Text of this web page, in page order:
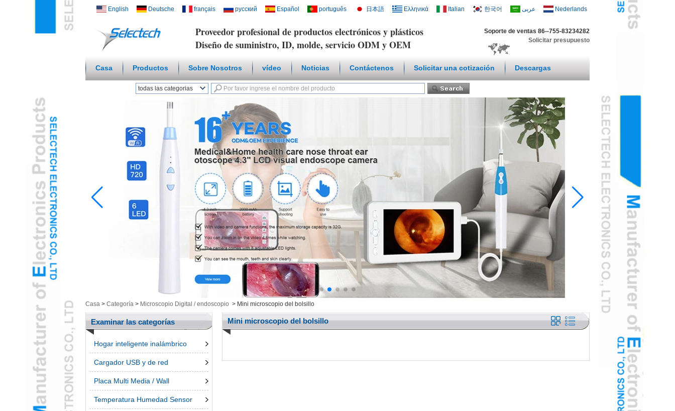
Proveedor profesional de productos electrónicos y plásticos
Diseño de suministro, ID, molde, servicio ODM y OEM
Soporte de ventas 86--755-83234282
Solicitar presupuesto
English Deutsche français русский Español português 日本語 Ελληνικά Italian 한국어 عربى Nederlands
Casa Productos Sobre Nosotros vídeo Noticias Contáctenos Solicitar una cotización Descargas
todas las categorias
Hogar inteligente
inalámbricoL
redL
Placa Multi Media /
Temperatura Humedad
SensorL
Microscopio Digital /
Adaptador De ViajeL
Concentrador USB3.0L
Salud / Cosmética Cam
Electrónica inteligenteL
Productos UngroupedL
bolígrafo 3dL
Accessroies TeléfonoL
Casa > Categoría > Microscopio Digital / endoscopio > Mini microscopio del bolsillo
Examinar las categorías
Hogar inteligente inalámbrico
Cargador USB y de red
Placa Multi Media / Wall
Temperatura Humedad Sensor
Mini microscopio del bolsillo